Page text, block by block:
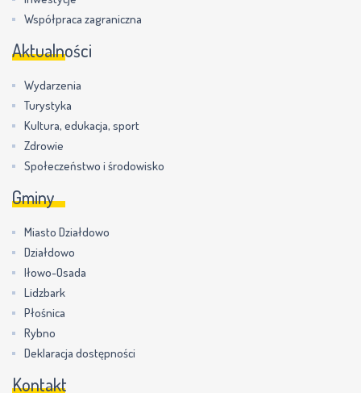
Współpraca zagraniczna
Aktualności
Wydarzenia
Turystyka
Kultura, edukacja, sport
Zdrowie
Społeczeństwo i środowisko
Gminy
Miasto Działdowo
Działdowo
Iłowo-Osada
Lidzbark
Płośnica
Rybno
Deklaracja dostępności
Kontakt